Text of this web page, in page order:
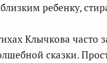
ребенку,
Клычкова часто
сказки.